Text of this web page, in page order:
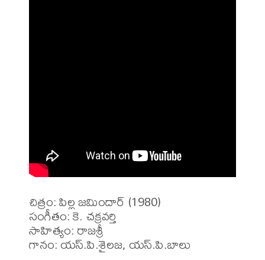
చిత్రం: పిల్ల జమిందార్ (1980)
సంగీతం: కె. చక్రవర్తి
సాహిత్యం: రాజశ్రీ
గానం: యస్.పి.శైలజ, యస్.పి.బాలు